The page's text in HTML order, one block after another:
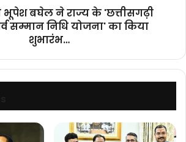
भूपेश बघेल ने राज्य के 'छत्तीसगढ़ी
सम्मान निधि योजना' का किया
शुभारंभ…